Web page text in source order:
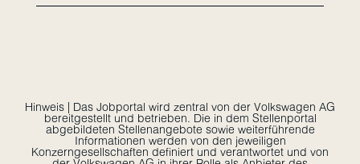
Hinweis | Das Jobportal wird zentral von der Volkswagen AG
bereitgestellt und betrieben. Die in dem Stellenportal
abgebildeten Stellenangebote sowie weiterführende
Informationen werden von den jeweiligen
Konzerngesellschaften definiert und verantwortet und von